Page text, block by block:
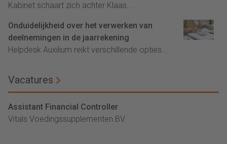
Kabinet schaart zich achter Klaas...
Onduidelijkheid over het verwerken van
deelnemingen in de jaarrekening
Helpdesk Auxilium reikt verschillende opties...
Vacatures
Assistant Financial Controller
Vitals Voedingssupplementen BV